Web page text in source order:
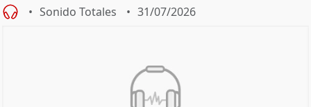
Sonido Totales 31/07/2026